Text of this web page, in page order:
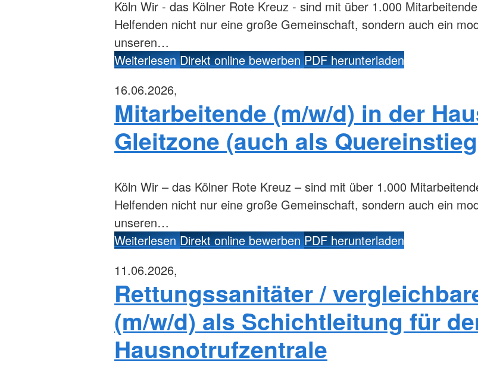
Köln Wir - das Kölner Rote Kreuz - sind mit über 1.000
Helfenden nicht nur eine große Gemeinschaft, sondern auch ein
unseren…
WeiterlesenDirekt online bewerbenPDF herunterladen
16.06.2026,
Mitarbeitende (m/w/d) in der
Gleitzone (auch als
Köln Wir – das Kölner Rote Kreuz – sind mit über 1.000
Helfenden nicht nur eine große Gemeinschaft, sondern auch ein
unseren…
WeiterlesenDirekt online bewerbenPDF herunterladen
11.06.2026,
Rettungssanitäter /
(m/w/d) als Schichtleitung für
Hausnotrufzentrale